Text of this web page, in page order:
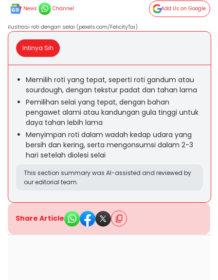
News Channel Add Us on Google
ilustrasi roti dengan selai (pexels.com/FelicityTai)
Intinya Sih
Memilih roti yang tepat, seperti roti gandum atau
sourdough, dengan tekstur padat dan tahan lama
Pemilihan selai yang tepat, dengan bahan
pengawet alami atau kandungan gula tinggi untuk
daya tahan lebih lama
Menyimpan roti dalam wadah kedap udara yang
bersih dan kering, serta mengonsumsi dalam 2-3
hari setelah diolesi selai
This section summary was AI-assisted and reviewed by
our editorial team.
Share Article